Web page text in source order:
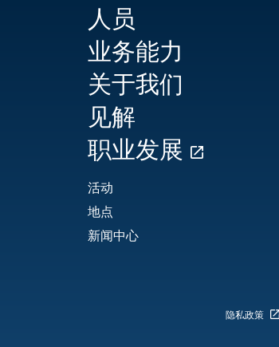
人员
业务能力
关于我们
见解
职业发展
活动
地点
新闻中心
隐私政策